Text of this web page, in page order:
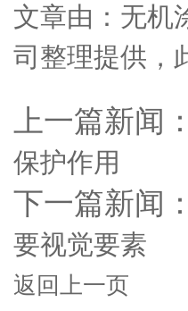
文章由：无机
司整理提供，
上一篇新闻：
保护作用
下一篇新闻：
要视觉要素
返回上一页